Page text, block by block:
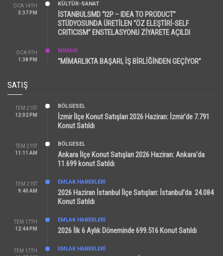
OCA 14TH
3:37 PM
KÜLTÜR-SANAT
İSTANBULSMD “I2P – IDEA TO PRODUCT”
STÜDYOSUNDA ÜRETİLEN “ÖZ ELEŞTİRİ-SELF
CRITICISM” ENSTELASYONU ZİYARETE AÇILDI
OCA 9TH
1:38 PM
MİMARİ
“MİMARLIKTA BAŞARI, İŞ BİRLİĞİNDEN GEÇİYOR”
SATIŞ
TEM 21ST
12:02 PM
BÖLGESEL
İzmir İlçe Konut Satışları 2026 Haziran: İzmir’de 7.791
Konut Satıldı
TEM 21ST
11:11 AM
BÖLGESEL
Ankara İlçe Konut Satışları 2026 Haziran: Ankara’da
11.699 konut Satıldı
TEM 21ST
9:40 AM
EMLAK HABERLERI
2026 Haziran İstanbul İlçe Satışları: İstanbul’da 24.084
Konut Satıldı
TEM 17TH
12:44 PM
EMLAK HABERLERI
2026 İlk 6 Aylık Döneminde 699.516 Konut Satıldı
TEM 17TH
EMLAK HABERLERI